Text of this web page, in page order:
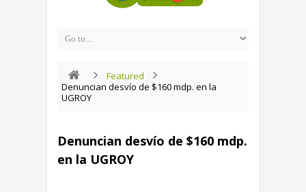
Featured
Denuncian desvío de $160 mdp. en la
UGROY
Denuncian desvío de $160 mdp.
en la UGROY